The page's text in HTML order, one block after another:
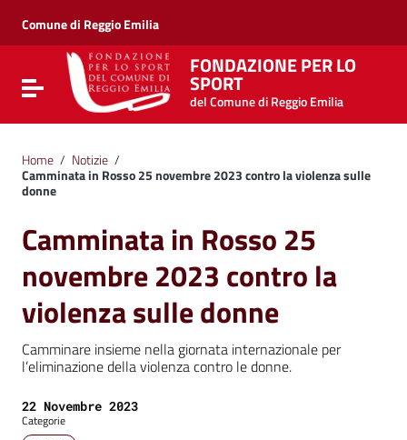
Vai al menu di navigazione
Vai al footer
Comune di Reggio Emilia
Attiva / disattiva la navigazione
FONDAZIONE PER LO
SPORT
del Comune di Reggio Emilia
Home / Notizie /
Camminata in Rosso 25 novembre 2023 contro la violenza sulle
donne
Camminata in Rosso 25
novembre 2023 contro la
violenza sulle donne
Camminare insieme nella giornata internazionale per
l’eliminazione della violenza contro le donne.
Data:
22 Novembre 2023
Categorie